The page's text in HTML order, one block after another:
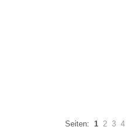
Seiten: 1 2 3 4